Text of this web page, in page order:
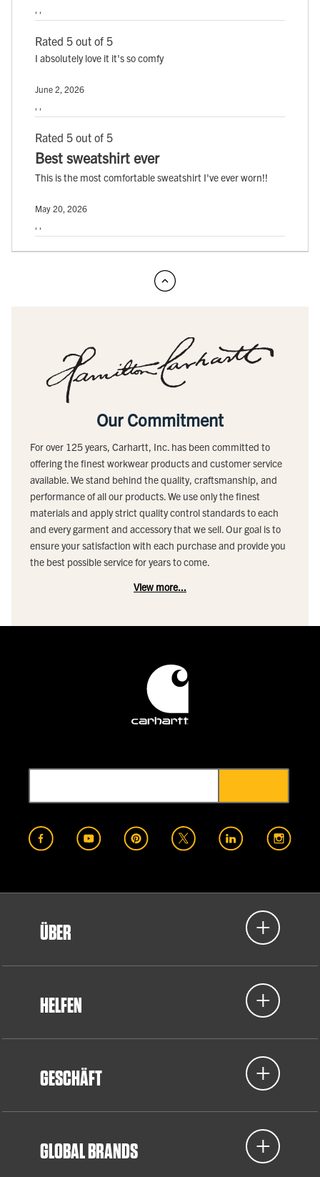
, ,
Rated 5 out of 5
I absolutely love it it's so comfy
June 2, 2026
, ,
Rated 5 out of 5
Best sweatshirt ever
This is the most comfortable sweatshirt I've ever worn!!
May 20, 2026
, ,
Our Commitment
For over 125 years, Carhartt, Inc. has been committed to
offering the finest workwear products and customer service
available. We stand behind the quality, craftsmanship, and
performance of all our products. We use only the finest
materials and apply strict quality control standards to each
and every garment and accessory that we sell. Our goal is to
ensure your satisfaction with each purchase and provide you
the best possible service for years to come.
View more...
ÜBER
HELFEN
GESCHÄFT
GLOBAL BRANDS